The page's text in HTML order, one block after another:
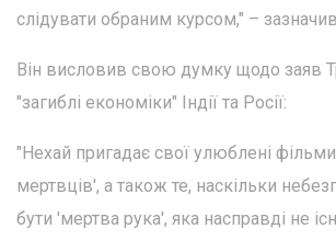
слідувати обраним курсом," –
Він висловив свою думку щодо заяв
"загиблі економіки" Індії та Росії:
"Нехай пригадає свої улюблені
мертвців', а також те, наскільки
бути 'мертва рука', яка насправді не